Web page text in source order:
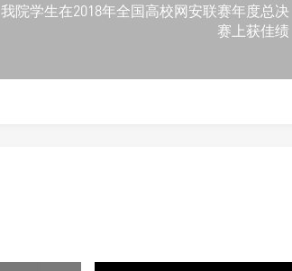
我院学生在2018年全国高校网安联赛年度总决
赛上获佳绩